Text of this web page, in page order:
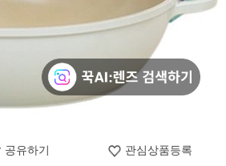
공유하기 관심상품등록